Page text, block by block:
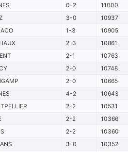
0-2 11000
3-0 10937
1-3 10905
2-3 10861
2-1 10763
2-0 10748
2-0 10665
4-2 10643
2-2 10531
2-2 10366
2-2 10360
3-0 10352